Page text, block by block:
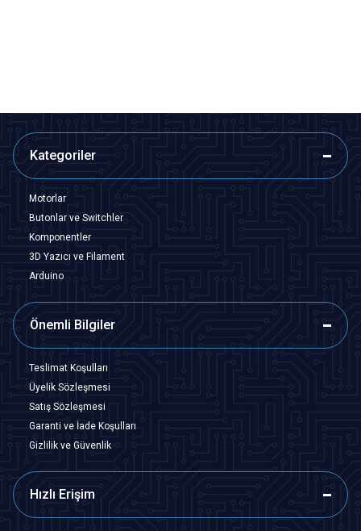
Kategoriler
Motorlar
Butonlar ve Switchler
Komponentler
3D Yazıcı ve Filament
Arduino
Önemli Bilgiler
Teslimat Koşulları
Üyelik Sözleşmesi
Satış Sözleşmesi
Garanti ve İade Koşulları
Gizlilik ve Güvenlik
Hızlı Erişim